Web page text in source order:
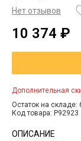
Нет отзывов
10 374 ₽
Дополнительная
Остаток на складе:
Код товара: P92923
ОПИСАНИЕ